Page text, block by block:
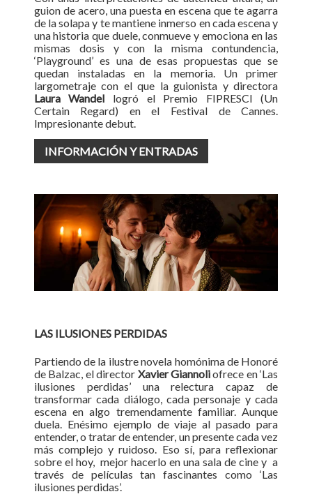
guion de acero, una puesta en escena que te agarra
de la solapa y te mantiene inmerso en cada escena y
una historia que duele, conmueve y emociona en las
mismas dosis y con la misma contundencia,
‘Playground’ es una de esas propuestas que se
quedan instaladas en la memoria. Un primer
largometraje con el que la guionista y directora
Laura Wandel logró el Premio FIPRESCI (Un
Certain Regard) en el Festival de Cannes.
Impresionante debut.
INFORMACIÓN Y ENTRADAS
LAS ILUSIONES PERDIDAS
Partiendo de la ilustre novela homónima de Honoré
de Balzac, el director Xavier Giannoliofrece en ‘Las
ilusiones perdidas’ una relectura capaz de
transformar cada diálogo, cada personaje y cada
escena en algo tremendamente familiar. Aunque
duela. Enésimo ejemplo de viaje al pasado para
entender, o tratar de entender, un presente cada vez
más complejo y ruidoso. Eso sí, para reflexionar
sobre el hoy, mejor hacerlo en una sala de cine y a
través de películas tan fascinantes como ‘Las
ilusiones perdidas’.